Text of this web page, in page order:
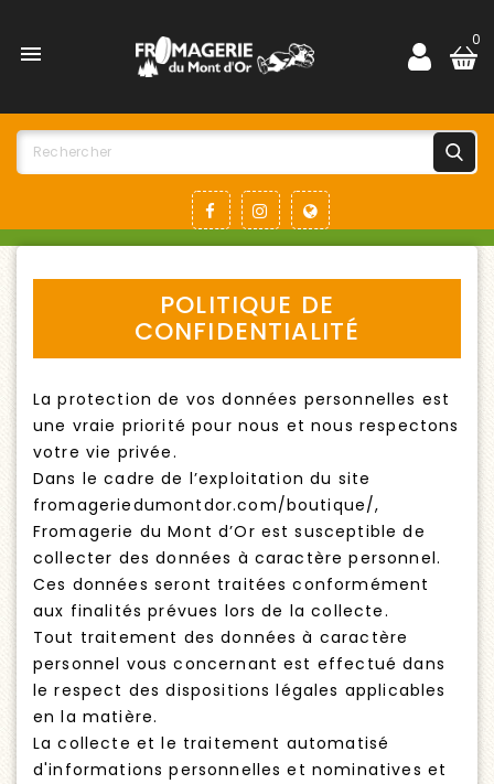

0
POLITIQUE DE
CONFIDENTIALITÉ
La protection de vos données personnelles est
une vraie priorité pour nous et nous respectons
votre vie privée.
Dans le cadre de l’exploitation du site
fromageriedumontdor.com/boutique/,
Fromagerie du Mont d’Or est susceptible de
collecter des données à caractère personnel.
Ces données seront traitées conformément
aux finalités prévues lors de la collecte.
Tout traitement des données à caractère
personnel vous concernant est effectué dans
le respect des dispositions légales applicables
en la matière.
La collecte et le traitement automatisé
d'informations personnelles et nominatives et